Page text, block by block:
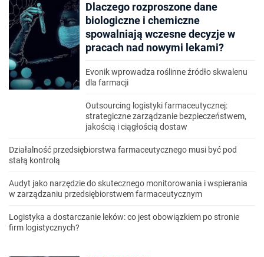
Dlaczego rozproszone dane
biologiczne i chemiczne
spowalniają wczesne decyzje w
pracach nad nowymi lekami?
Evonik wprowadza roślinne źródło skwalenu
dla farmacji
Outsourcing logistyki farmaceutycznej:
strategiczne zarządzanie bezpieczeństwem,
jakością i ciągłością dostaw
Działalność przedsiębiorstwa farmaceutycznego musi być pod
stałą kontrolą
Audyt jako narzędzie do skutecznego monitorowania i wspierania
w zarządzaniu przedsiębiorstwem farmaceutycznym
Logistyka a dostarczanie leków: co jest obowiązkiem po stronie
firm logistycznych?